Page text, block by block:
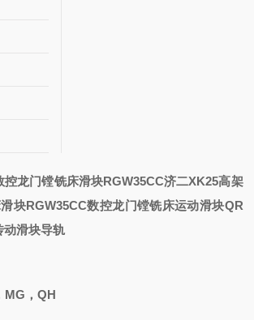
控龙门镗铣床滑块RGW35CC济二XK25高架
块RGW35CC数控龙门镗铣床运动滑块QR
动滑块导轨
MG，QH